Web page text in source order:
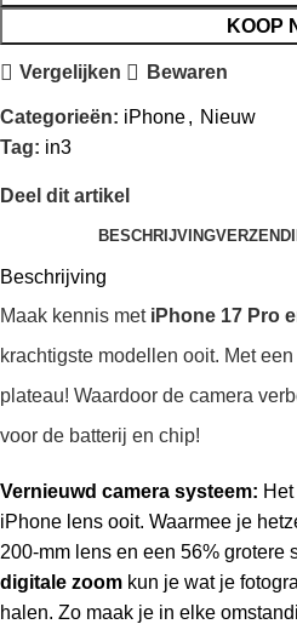
KOOP
Vergelijken Bewaren
Categorieën: iPhone, Nieuw
Tag: in3
Deel dit artikel
BESCHRIJVING
Beschrijving
Maak kennis met iPhone 17 Pro
krachtigste modellen ooit. Met
plateau! Waardoor de camera
voor de batterij en chip!
Vernieuwd camera systeem:
iPhone lens ooit. Waarmee je
200-mm lens en een 56% grotere
digitale zoom kun je wat je
halen. Zo maak je in elke